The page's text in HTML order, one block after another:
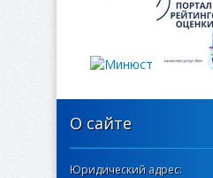
О сайте
Юридический адрес: